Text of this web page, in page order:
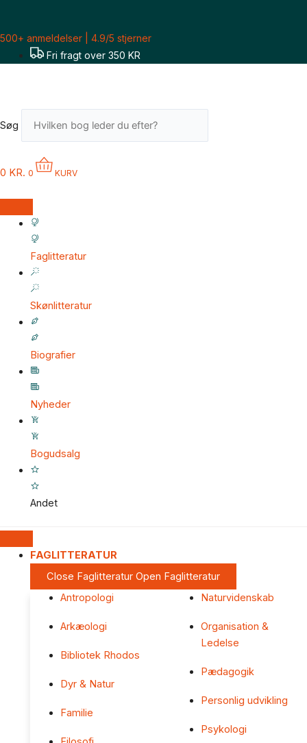
indholdet
500+ anmeldelser | 4.9/5 stjerner
Fri fragt over 350 KR
Søg
0 KR. 0 KURV
Faglitteratur
Skønlitteratur
Biografier
Nyheder
Bogudsalg
Andet
FAGLITTERATUR
Close Faglitteratur Open Faglitteratur
Antropologi
Arkæologi
Bibliotek Rhodos
Dyr & Natur
Familie
Naturvidenskab
Organisation &
Ledelse
Pædagogik
Personlig udvikling
Psykologi